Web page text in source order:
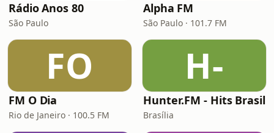
Rádio Anos 80
São Paulo
Alpha FM
São Paulo · 101.7 FM
FO
FM O Dia
Rio de Janeiro · 100.5 FM
H-
Hunter.FM - Hits Brasil
Brasília